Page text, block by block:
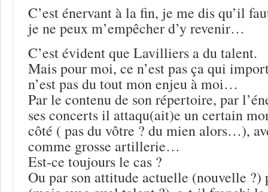
C’est énervant à la fin, je me dis qu’il
je ne peux m’empêcher d’y revenir…
C’est évident que Lavilliers a du talent.
Mais pour moi, ce n’est pas ça qui
n’est pas du tout mon enjeu à moi…
Par le contenu de son répertoire, par
ses concerts il attaqu(ait)e un certain
côté ( pas du vôtre ? du mien alors…),
comme grosse artillerie…
Est-ce toujours le cas ?
Ou par son attitude actuelle (nouvelle ?)